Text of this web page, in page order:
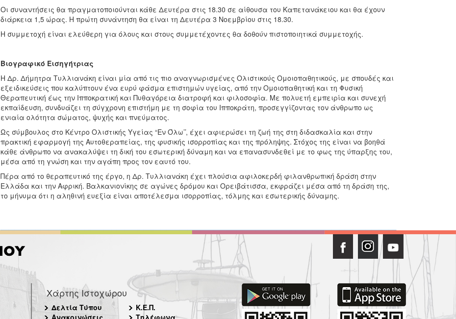
Οι συναντήσεις θα πραγματοποιούνται κάθε Δευτέρα στις 18.30 σε αίθουσα του Καπετανάκειου και θα έχουν
διάρκεια 1,5 ώρας. Η πρώτη συνάντηση θα είναι τη Δευτέρα 3 Νοεμβρίου στις 18.30.
Η συμμετοχή είναι ελεύθερη για όλους και στους συμμετέχοντες θα δοθούν πιστοποιητικά συμμετοχής.
Βιογραφικό Εισηγήτριας
Η Δρ. Δήμητρα Τυλλιανάκη είναι μία από τις πιο αναγνωρισμένες Ολιστικούς Ομοιοπαθητικούς, με σπουδές και
εξειδικεύσεις που καλύπτουν ένα ευρύ φάσμα επιστημών υγείας, από την Ομοιοπαθητική και τη Φυσική
Θεραπευτική έως την Ιπποκρατική και Πυθαγόρεια διατροφή και φιλοσοφία. Με πολυετή εμπειρία και συνεχή
εκπαίδευση, συνδυάζει τη σύγχρονη επιστήμη με τη σοφία του Ιπποκράτη, προσεγγίζοντας τον άνθρωπο ως
ενιαία ολότητα σώματος, ψυχής και πνεύματος.
Ως σύμβουλος στο Κέντρο Ολιστικής Υγείας “Εν Όλω’’, έχει αφιερώσει τη ζωή της στη διδασκαλία και στην
πρακτική εφαρμογή της Αυτοθεραπείας, της φυσικής ισορροπίας και της πρόληψης. Στόχος της είναι να βοηθά
κάθε άνθρωπο να ανακαλύψει τη δική του εσωτερική δύναμη και να επανασυνδεθεί με το φως της ύπαρξης του,
μέσα από τη γνώση και την αγάπη προς τον εαυτό του.
Πέρα από το θεραπευτικό της έργο, η Δρ. Τυλλιανάκη έχει πλούσια αφιλοκερδή φιλανθρωπική δράση στην
Ελλάδα και την Αφρική. Βαλκανιονίκης σε αγώνες δρόμου και Ορειβάτισσα, εκφράζει μέσα από τη δράση της,
το μήνυμα ότι η αληθινή ευεξία είναι αποτέλεσμα ισορροπίας, τόλμης και εσωτερικής δύναμης.
Χάρτης Ιστοχώρου
Δελτία Τύπου
Ανακοινώσεις
Κ.Ε.Π.
Τηλέφωνα